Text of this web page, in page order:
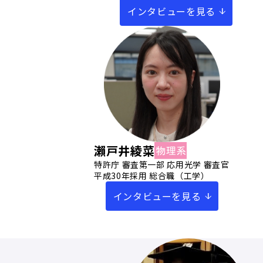
インタビューを見る
瀨戸井綾菜
特許庁 審査第一部 応用光学 審査官
平成30年採用 総合職（工学）
インタビューを見る